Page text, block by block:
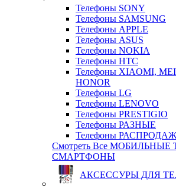
Телефоны SONY
Телефоны SAMSUNG
Телефоны APPLE
Телефоны ASUS
Телефоны NOKIA
Телефоны HTC
Телефоны XIAOMI,
HONOR
Телефоны LG
Телефоны LENOVO
Телефоны PRESTIGIO
Телефоны РАЗНЫЕ
Телефоны
Смотреть Все
СМАРТФОНЫ
АКСЕССУРЫ ДЛЯ